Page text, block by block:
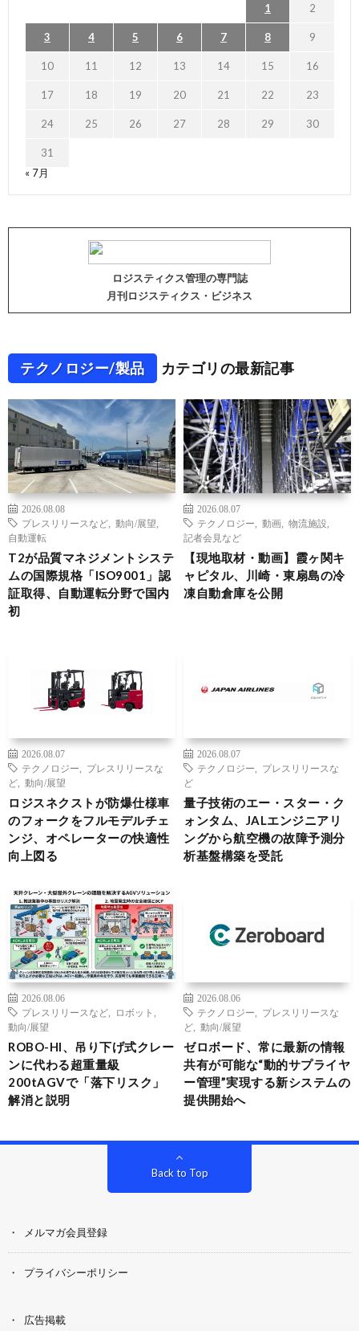
1 2
3 4 5 6 7 8 9
10 11 12 13 14 15 16
17 18 19 20 21 22 23
24 25 26 27 28 29 30
31
« 7月
ロジスティクス管理の専門誌
月刊ロジスティクス・ビジネス
テクノロジー/製品 カテゴリの最新記事
2026.08.08
プレスリリースなど
動向/展望
自動運転
T2が品質マネジメントシステ
ムの国際規格「ISO9001」認
証取得、自動運転分野で国内
初
2026.08.07
テクノロジー
動画 物流施設
記者会見など
【現地取材・動画】霞ヶ関キ
ャピタル、川崎・東扇島の冷
凍自動倉庫を公開
2026.08.07
テクノロジー
プレスリリースな
ど
動向/展望
ロジスネクストが防爆仕様車
のフォークをフルモデルチェ
ンジ、オペレーターの快適性
向上図る
2026.08.07
テクノロジー
プレスリリースな
ど
量子技術のエー・スター・ク
ォンタム、JALエンジニアリ
ングから航空機の故障予測分
析基盤構築を受託
2026.08.06
プレスリリースなど
ロボット
動向/展望
ROBO-HI、吊り下げ式クレー
ンに代わる超重量級
200tAGVで「落下リスク」
解消と説明
2026.08.06
テクノロジー
プレスリリースな
ど
動向/展望
ゼロボード、常に最新の情報
共有が可能な“動的サプライヤ
ー管理”実現する新システムの
提供開始へ
Back to Top
メルマガ会員登録
プライバシーポリシー
広告掲載